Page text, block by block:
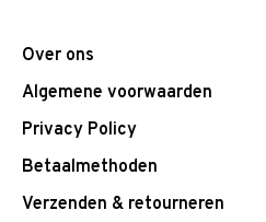
Over ons
Algemene voorwaarden
Privacy Policy
Betaalmethoden
Verzenden & retourneren